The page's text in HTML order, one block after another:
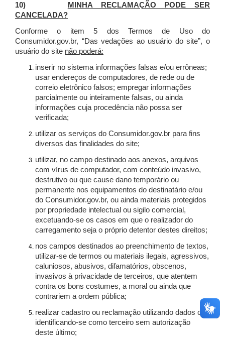
10)
MINHA RECLAMAÇÃO PODE SER
CANCELADA?
Conforme o item 5 dos Termos de Uso do
Consumidor.gov.br, “Das vedações ao usuário do site”, o
usuário do site não poderá:
inserir no sistema informações falsas e/ou errôneas;
usar endereços de computadores, de rede ou de
correio eletrônico falsos; empregar informações
parcialmente ou inteiramente falsas, ou ainda
informações cuja procedência não possa ser
verificada;
utilizar os serviços do Consumidor.gov.br para fins
diversos das finalidades do site;
utilizar, no campo destinado aos anexos, arquivos
com vírus de computador, com conteúdo invasivo,
destrutivo ou que cause dano temporário ou
permanente nos equipamentos do destinatário e/ou
do Consumidor.gov.br, ou ainda materiais protegidos
por propriedade intelectual ou sigilo comercial,
excetuando-se os casos em que o realizador do
carregamento seja o próprio detentor destes direitos;
nos campos destinados ao preenchimento de textos,
utilizar-se de termos ou materiais ilegais, agressivos,
caluniosos, abusivos, difamatórios, obscenos,
invasivos à privacidade de terceiros, que atentem
contra os bons costumes, a moral ou ainda que
contrariem a ordem pública;
realizar cadastro ou reclamação utilizando dados ou
identificando-se como terceiro sem autorização
deste último;